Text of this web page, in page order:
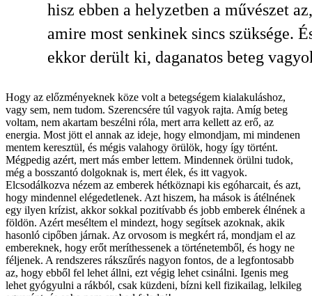
hisz ebben a helyzetben a művészet az,
amire most senkinek sincs szüksége.
ekkor derült ki, daganatos beteg
Hogy az előzményeknek köze volt a betegségem kialakuláshoz,
vagy sem, nem tudom. Szerencsére túl vagyok rajta. Amíg­ beteg
voltam, nem akartam beszélni róla, mert arra kellett az erő, az
energia. Most jött el annak az ideje, hogy elmondjam, mi mindenen
mentem keresztül, és mégis valahogy örülök, hogy így történt.
Mégpedig azért, mert más ember lettem. Mindennek örülni tudok,
még a bosszantó dolgoknak is, mert élek, és itt vagyok.
Elcsodálkozva nézem az emberek hétköznapi kis egóharcait, és azt,
hogy mindennel elégedetlenek. Azt hiszem, ha mások is átélnének
egy ilyen krízist, akkor sokkal pozitívabb és jobb emberek élnének a
földön. Azért meséltem el mindezt, hogy segítsek azoknak, akik
hasonló cipőben járnak. Az orvosom is megkért rá, mondjam el az
embereknek, hogy erőt meríthessenek a történetemből, és hogy ne
féljenek. A rendszeres rákszűrés nagyon fontos, de a legfontosabb
az, hogy ebből fel lehet állni, ezt végig lehet csinálni. Igenis meg
lehet gyógyulni a rákból, csak küzdeni, bízni kell fizikailag, lelkileg